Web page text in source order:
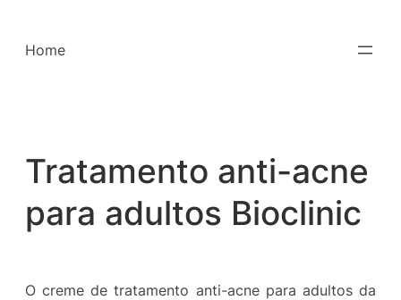
para
Home
Tratamento anti-acne
para adultos Bioclinic
O creme de tratamento anti-acne para adultos da